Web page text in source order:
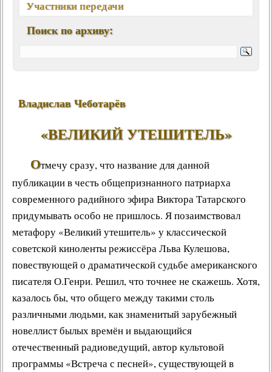
Участники передачи
Статьи, интервью, книги
Памятные даты августа
Вокалисты
Композиторы
Поэты
Ансамбли, оркестры, хоры
Из фонотеки «Встречи...»
Другие работы В.В.Татарского
Из архива «Радио России»
Предтеча «Встречи с песней»
Поиск по архиву:
Владислав Чеботарёв
«ВЕЛИКИЙ УТЕШИТЕЛЬ»
Отмечу сразу, что название для данной
публикации в честь общепризнанного патриарха
современного радийного эфираВиктора Татарского
придумывать особо не пришлось. Я позаимствовал
метафору «Великий утешитель» у классической
советской киноленты режиссёраЛьва Кулешова,
повествующей о драматической судьбе американского
писателяО.Генри. Решил, что точнее не скажешь. Хотя,
казалось бы, что общего между такими столь
различными людьми, как знаменитый зарубежный
новеллист былых времён ивыдающийся
отечественный радиоведущий,автор культовой
программы «Встреча с песней», существующей в